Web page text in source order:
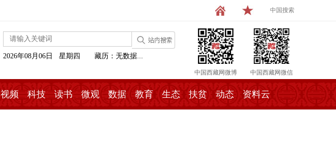
中国搜索
中国西藏网微博 中国西藏网微信
2026年08月06日 星期四 藏历：无数据...
视频 科技 读书 微观 数据 教育 生态 扶贫 动态 资料云